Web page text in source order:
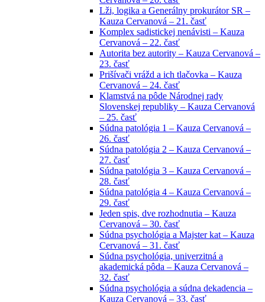
Lži, logika a Generálny prokurátor SR –
Kauza Cervanová – 21. časť
Komplex sadistickej nenávisti – Kauza
Cervanová – 22. časť
Autorita bez autority – Kauza Cervanová –
23. časť
Prišívači vrážd a ich tlačovka – Kauza
Cervanová – 24. časť
Klamstvá na pôde Národnej rady
Slovenskej republiky – Kauza Cervanová
– 25. časť
Súdna patológia 1 – Kauza Cervanová –
26. časť
Súdna patológia 2 – Kauza Cervanová –
27. časť
Súdna patológia 3 – Kauza Cervanová –
28. časť
Súdna patológia 4 – Kauza Cervanová –
29. časť
Jeden spis, dve rozhodnutia – Kauza
Cervanová – 30. časť
Súdna psychológia a Majster kat – Kauza
Cervanová – 31. časť
Súdna psychológia, univerzitná a
akademická pôda – Kauza Cervanová –
32. časť
Súdna psychológia a súdna dekadencia –
Kauza Cervanová – 33. časť